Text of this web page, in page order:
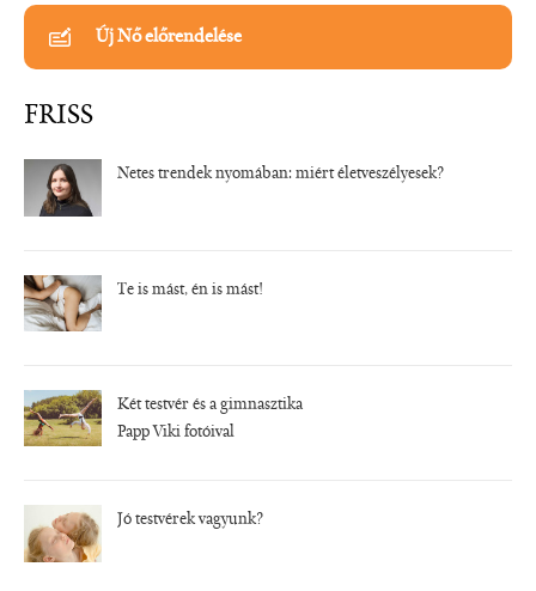
Új Nő előrendelése
FRISS
Netes trendek nyomában: miért életveszélyesek?
Te is mást, én is mást!
Két testvér és a gimnasztika
Papp Viki fotóival
Jó testvérek vagyunk?